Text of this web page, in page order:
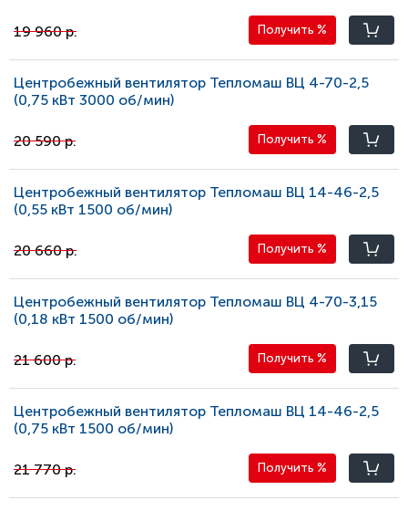
19 960 р. Получить %
Центробежный вентилятор Тепломаш ВЦ 4-70-2,5
(0,75 кВт 3000 oб/мин)
20 590 р. Получить %
Центробежный вентилятор Тепломаш ВЦ 14-46-2,5
(0,55 кВт 1500 oб/мин)
20 660 р. Получить %
Центробежный вентилятор Тепломаш ВЦ 4-70-3,15
(0,18 кВт 1500 oб/мин)
21 600 р. Получить %
Центробежный вентилятор Тепломаш ВЦ 14-46-2,5
(0,75 кВт 1500 oб/мин)
21 770 р. Получить %